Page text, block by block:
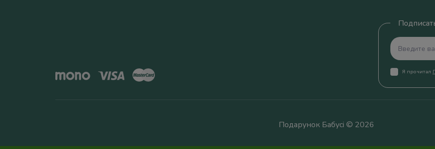
Я прочитал
Подарунок Бабусі © 2026